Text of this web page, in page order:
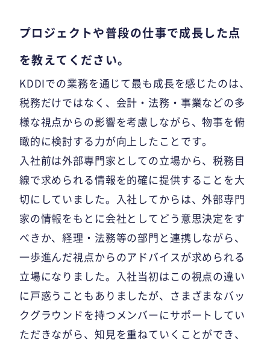
プロジェクトや普段の仕事で成長した点
を教えてください。
KDDIでの業務を通じて最も成長を感じたのは、
税務だけではなく、会計・法務・事業などの多
様な視点からの影響を考慮しながら、物事を俯
瞰的に検討する力が向上したことです。
入社前は外部専門家としての立場から、税務目
線で求められる情報を的確に提供することを大
切にしていました。入社してからは、外部専門
家の情報をもとに会社としてどう意思決定をす
べきか、経理・法務等の部門と連携しながら、
一歩進んだ視点からのアドバイスが求められる
立場になりました。入社当初はこの視点の違い
に戸惑うこともありましたが、さまざまなバッ
クグラウンドを持つメンバーにサポートしてい
ただきながら、知見を重ねていくことができ、